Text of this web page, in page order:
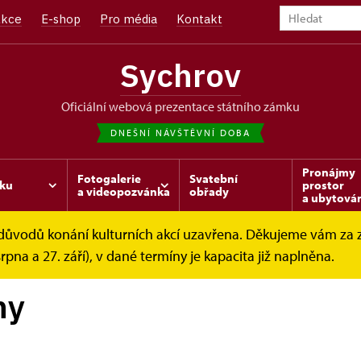
E-shop Pro média Kontakt
Sychrov
oficiální webová prezentace státního zámku
DNEŠNÍ NÁVŠTĚVNÍ DOBA
Fotogalerie
a videopozvánka
Svatební
obřady
Pronájmy
prostor
a
konání kulturních akcí uzavřena. Děkujeme vám
a 27. září), v dané termíny je kapacita již naplněna.
okruhy